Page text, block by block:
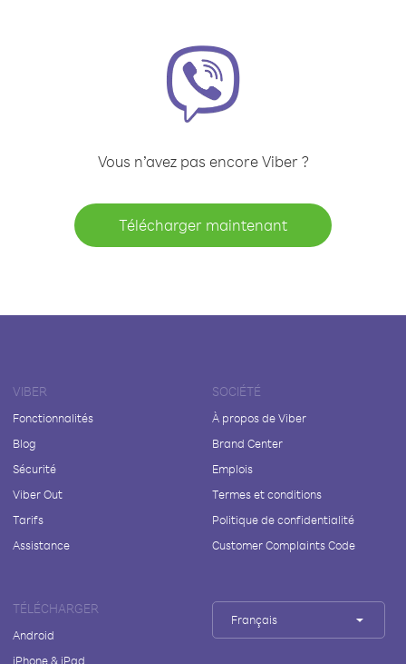
Vous n’avez pas encore Viber ?
Télécharger maintenant
VIBER
Fonctionnalités
Blog
Sécurité
Viber Out
Tarifs
Assistance
SOCIÉTÉ
À propos de Viber
Brand Center
Emplois
Termes et conditions
Politique de confidentialité
Customer Complaints Code
TÉLÉCHARGER
Android
iPhone & iPad
Français